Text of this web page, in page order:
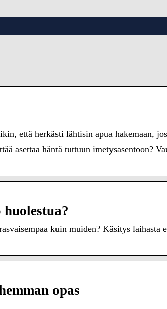
että herkästi lähtisin apua hakemaan,
asettaa häntä tuttuun imetysasentoon?
kuin muiden? Käsitys laihasta
opas